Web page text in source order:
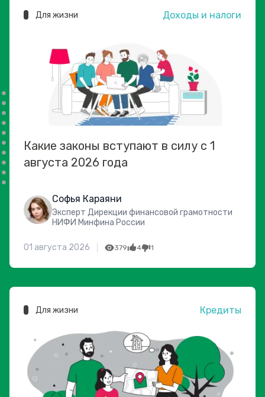
Для жизни Доходы и налоги
Какие законы вступают в силу с 1
августа 2026 года
Софья Караяни
Эксперт Дирекции финансовой грамотности
НИФИ Минфина России
01 августа 2026 379 4 1
Для жизни Кредиты